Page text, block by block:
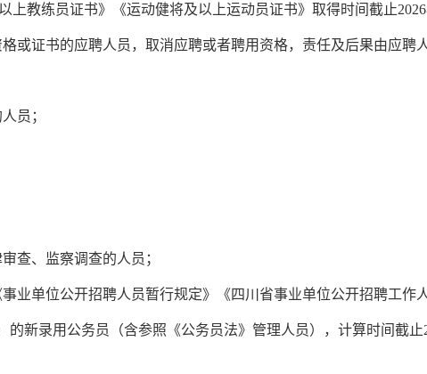
上教练员证书》《运动健将及以上运动员证书》取得时间截止
或证书的应聘人员，取消应聘或者聘用资格，责任及后果由应聘
员；
查、监察调查的人员；
业单位公开招聘人员暂行规定》《四川省事业单位公开招聘工作
新录用公务员（含参照《公务员法》管理人员），计算时间截止